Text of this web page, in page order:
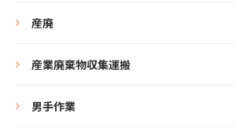
産廃
産業廃棄物収集運搬
男手作業